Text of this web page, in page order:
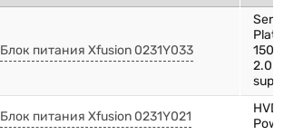
Блок питания Xfusion 0231Y033
2.0
Блок питания Xfusion 0231Y021